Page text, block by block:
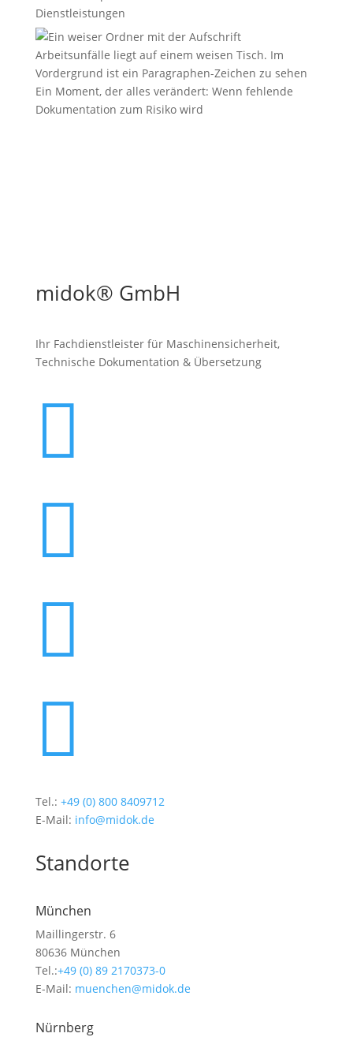
Dienstleistungen
Ein Moment, der alles verändert: Wenn fehlende
Dokumentation zum Risiko wird
midok® GmbH
Ihr Fachdienstleister für Maschinen­sicherheit,
Technische Dokumentation & Übersetzung




Tel.: +49 (0) 800 8409712
E-Mail: info@midok.de
Standorte
München
Maillingerstr. 6
80636 München
Tel.:+49 (0) 89 2170373-0
E-Mail: muenchen@midok.de
Nürnberg